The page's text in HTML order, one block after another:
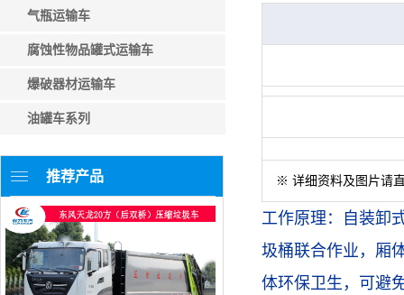
气瓶运输车
腐蚀性物品罐式运输车
爆破器材运输车
油罐车系列
推荐产品 ※ 详细资料及图片请
工作原理：
自装卸
圾桶联合作业，厢
体环保卫生，可避